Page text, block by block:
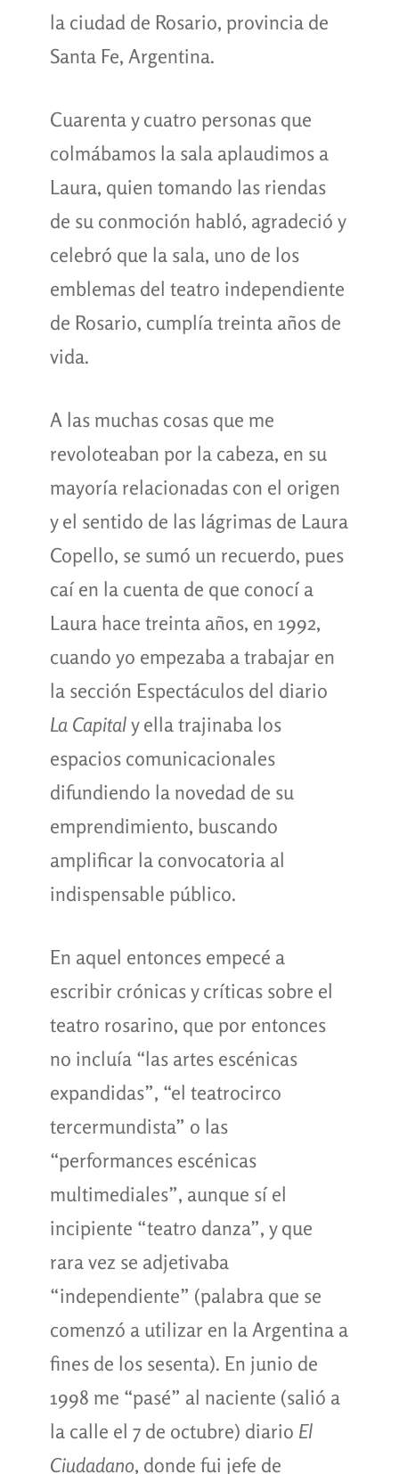
la ciudad de Rosario, provincia de
Santa Fe, Argentina.
Cuarenta y cuatro personas que
colmábamos la sala aplaudimos a
Laura, quien tomando las riendas
de su conmoción habló, agradeció y
celebró que la sala, uno de los
emblemas del teatro independiente
de Rosario, cumplía treinta años de
vida.
A las muchas cosas que me
revoloteaban por la cabeza, en su
mayoría relacionadas con el origen
y el sentido de las lágrimas de Laura
Copello, se sumó un recuerdo, pues
caí en la cuenta de que conocí a
Laura hace treinta años, en 1992,
cuando yo empezaba a trabajar en
la sección Espectáculos del diario
La Capitaly ella trajinaba los
espacios comunicacionales
difundiendo la novedad de su
emprendimiento, buscando
amplificar la convocatoria al
indispensable público.
En aquel entonces empecé a
escribir crónicas y críticas sobre el
teatro rosarino, que por entonces
no incluía “las artes escénicas
expandidas”, “el teatrocirco
tercermundista” o las
“performances escénicas
multimediales”, aunque sí el
incipiente “teatro danza”, y que
rara vez se adjetivaba
“independiente” (palabra que se
comenzó a utilizar en la Argentina a
fines de los sesenta). En junio de
1998 me “pasé” al naciente (salió a
la calle el 7 de octubre) diario El
Ciudadano, donde fui jefe de